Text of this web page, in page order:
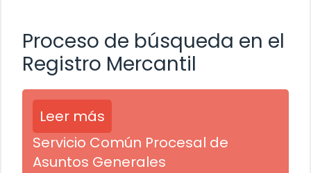
Proceso de búsqueda en el
Registro Mercantil
Leer más
Servicio Común Procesal de
Asuntos Generales